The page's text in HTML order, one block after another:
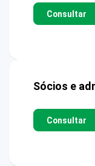
Consultar
Sócios e
Consultar